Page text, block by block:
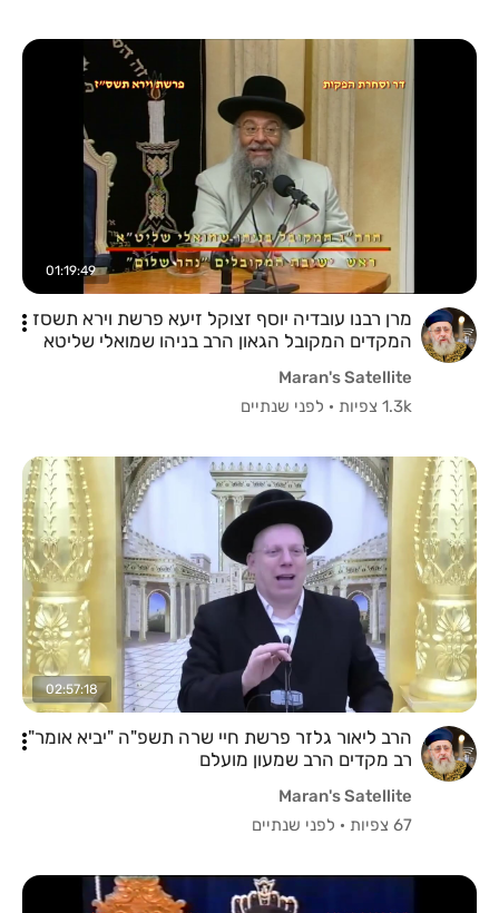
01:19:49
מרן רבנו עובדיה יוסף זצוקל זיעא פרשת וירא תשסז
המקדים המקובל הגאון הרב בניהו שמואלי שליטא
Maran's Satellite
1.3k צפיות
· לפני שנתיים
02:57:18
הרב ליאור גלזר פרשת חיי שרה תשפ"ה "יביא אומר"
רב מקדים הרב שמעון מועלם
Maran's Satellite
67 צפיות
· לפני שנתיים